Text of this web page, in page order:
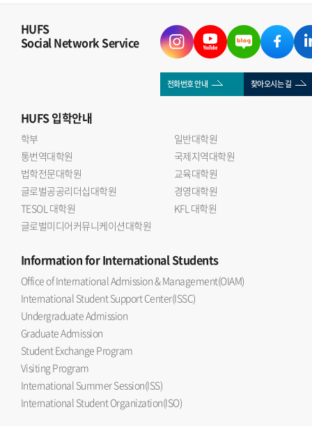
HUFS
Social Network Service
전화번호 안내 찾아오시는 길
HUFS입학안내
학부
일반대학원
통번역대학원
국제지역대학원
법학전문대학원
교육대학원
글로벌공공리더십대학원
경영대학원
TESOL 대학원
KFL 대학원
글로벌미디어커뮤니케이션대학원
Informationfor International Students
Office of International Admission & Management(OIAM)
International Student Support Center(ISSC)
Undergraduate Admission
Graduate Admission
Student Exchange Program
Visiting Program
International Summer Session(ISS)
International Student Organization(ISO)